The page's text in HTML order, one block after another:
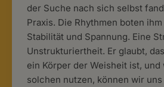
der Suche nach sich selbst
Praxis. Die Rhythmen boten
Stabilität und Spannung. Eine
Unstrukturiertheit. Er glaubt,
ein Körper der Weisheit ist, und
solchen nutzen, können wir